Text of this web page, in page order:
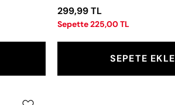
299,99 TL
Sepette 225,00 TL
SEPETE EKLE